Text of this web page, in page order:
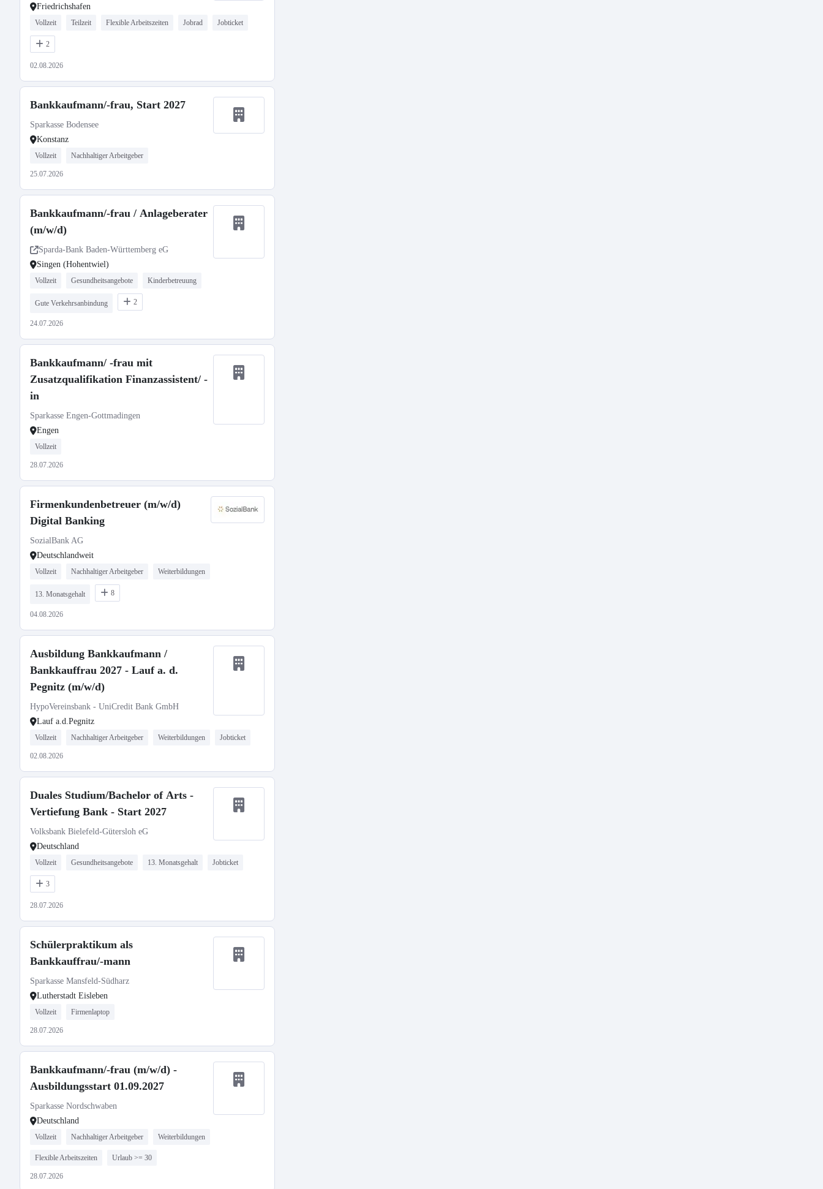
Friedrichshafen
Vollzeit Teilzeit Flexible Arbeitszeiten Jobrad Jobticket
2
02.08.2026
Bankkaufmann/-frau, Start 2027
Sparkasse Bodensee
Konstanz
Vollzeit Nachhaltiger Arbeitgeber
25.07.2026
Bankkaufmann/-frau / Anlageberater
(m/w/d)
Sparda-Bank Baden-Württemberg eG
Singen (Hohentwiel)
Vollzeit Gesundheitsangebote Kinderbetreuung
Gute Verkehrsanbindung 2
24.07.2026
Bankkaufmann/ -frau mit
Zusatzqualifikation Finanzassistent/ -
in
Sparkasse Engen-Gottmadingen
Engen
Vollzeit
28.07.2026
Firmenkundenbetreuer (m/w/d)
Digital Banking
SozialBank AG
Deutschlandweit
Vollzeit Nachhaltiger Arbeitgeber Weiterbildungen
13. Monatsgehalt 8
04.08.2026
Ausbildung Bankkaufmann /
Bankkauffrau 2027 - Lauf a. d.
Pegnitz (m/w/d)
HypoVereinsbank - UniCredit Bank GmbH
Lauf a.d.Pegnitz
Vollzeit Nachhaltiger Arbeitgeber Weiterbildungen Jobticket
02.08.2026
Duales Studium/Bachelor of Arts -
Vertiefung Bank - Start 2027
Volksbank Bielefeld-Gütersloh eG
Deutschland
Vollzeit Gesundheitsangebote 13. Monatsgehalt Jobticket
3
28.07.2026
Schülerpraktikum als
Bankkauffrau/-mann
Sparkasse Mansfeld-Südharz
Lutherstadt Eisleben
Vollzeit Firmenlaptop
28.07.2026
Bankkaufmann/-frau (m/w/d) -
Ausbildungsstart 01.09.2027
Sparkasse Nordschwaben
Deutschland
Vollzeit Nachhaltiger Arbeitgeber Weiterbildungen
Flexible Arbeitszeiten Urlaub >= 30
28.07.2026